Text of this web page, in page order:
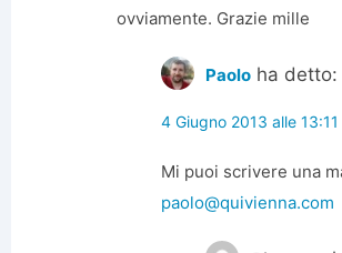
ovviamente. Grazie mille
Paolo ha detto:
4 Giugno 2013 alle 13:11
Mi puoi scrivere una
paolo@quivienna.com